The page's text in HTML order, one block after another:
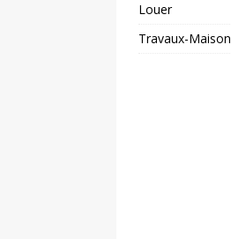
Louer
Travaux-Maison